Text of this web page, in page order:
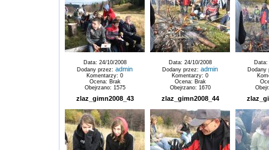
Data: 24/10/2008
Dodany przez: admin
Komentarzy: 0
Ocena: Brak
Obejrzano: 1575
Data: 24/10/2008
Dodany przez: admin
Komentarzy: 0
Ocena: Brak
Obejrzano: 1670
Data:
zlaz_gimn2008_43 zlaz_gimn2008_44